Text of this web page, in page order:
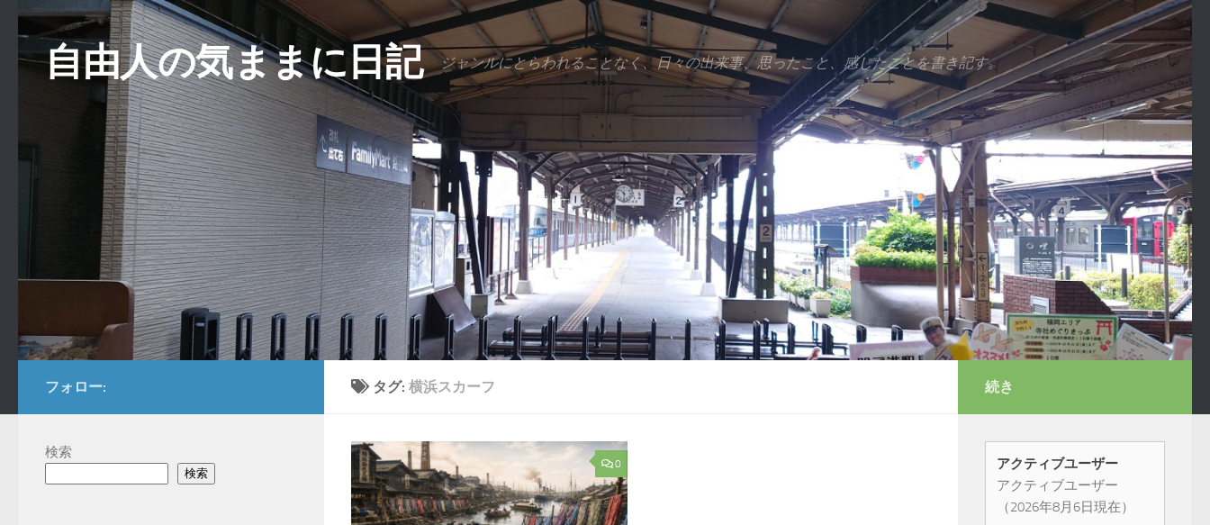
コンテンツへスキップ
自由人の気ままに日記 ジャンルにとらわれることなく、日々の出来事、思ったこと、感じたことを書き記す。
タグ: 横浜スカーフ
0
フォロー:
検索
検索
続き
アクティブユーザー
アクティブユーザー
（2026年8月6日現在）